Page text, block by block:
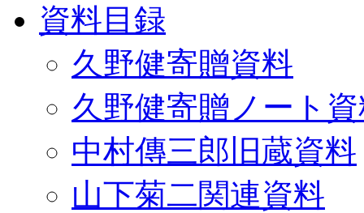
資料目録
久野健寄贈資料
久野健寄贈ノート
中村傳三郎旧蔵資料
山下菊二関連資料